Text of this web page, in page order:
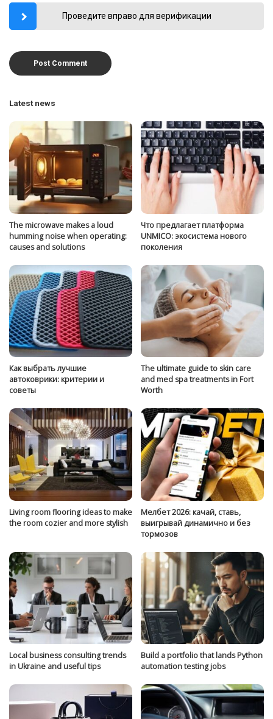
Проведите вправо для верификации
Latest news
The microwave makes a loud
humming noise when operating:
causes and solutions
Что предлагает платформа
UNMICO: экосистема нового
поколения
Как выбрать лучшие
автоковрики: критерии и
советы
The ultimate guide to skin care
and med spa treatments in Fort
Worth
Living room flooring ideas to make
the room cozier and more stylish
Мелбет 2026: качай, ставь,
выигрывай динамично и без
тормозов
Local business consulting trends
in Ukraine and useful tips
Build a portfolio that lands Python
automation testing jobs